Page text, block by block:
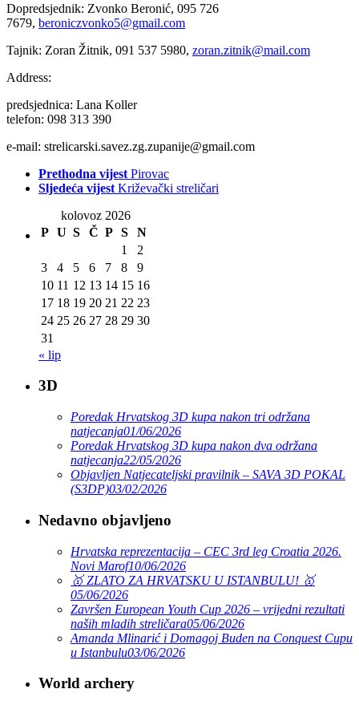
Dopredsjednik: Zvonko Beronić, 095 726
7679, beroniczvonko5@gmail.com
Tajnik: Zoran Žitnik, 091 537 5980, zoran.zitnik@mail.com
Address:
predsjednica: Lana Koller
telefon: 098 313 390
e-mail: strelicarski.savez.zg.zupanije@gmail.com
Prethodna vijest Pirovac
Sljedeća vijest Križevački streličari
kolovoz 2026
P U S Č P S
N
1
2
3
4 5 6 7 8
9
10 11 12 13 14 15 16
17 18 19 20 21 22 23
24 25 26 27 28 29 30
31
« lip
3D
Poredak Hrvatskog 3D kupa nakon tri održana
natjecanja01/06/2026
Poredak Hrvatskog 3D kupa nakon dva održana
natjecanja22/05/2026
Objavljen Natjecateljski pravilnik – SAVA 3D POKAL
(S3DP)03/02/2026
Nedavno objavljeno
Hrvatska reprezentacija – CEC 3rd leg Croatia 2026.
Novi Marof10/06/2026
🥇 ZLATO ZA HRVATSKU U ISTANBULU! 🥇
05/06/2026
Završen European Youth Cup 2026 – vrijedni rezultati
naših mladih streličara05/06/2026
Amanda Mlinarić i Domagoj Buden na Conquest Cupu
u Istanbulu03/06/2026
World archery